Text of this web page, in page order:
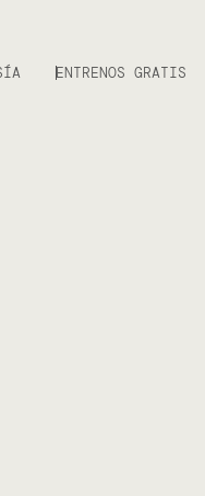
ENTRENOS GRATIS